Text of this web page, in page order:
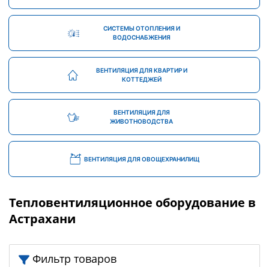
СИСТЕМЫ ОТОПЛЕНИЯ И
ВОДОСНАБЖЕНИЯ
ВЕНТИЛЯЦИЯ ДЛЯ КВАРТИР И
КОТТЕДЖЕЙ
ВЕНТИЛЯЦИЯ ДЛЯ
ЖИВОТНОВОДСТВА
ВЕНТИЛЯЦИЯ ДЛЯ ОВОЩЕХРАНИЛИЩ
Тепловентиляционное оборудование в
Астрахани
Фильтр товаров